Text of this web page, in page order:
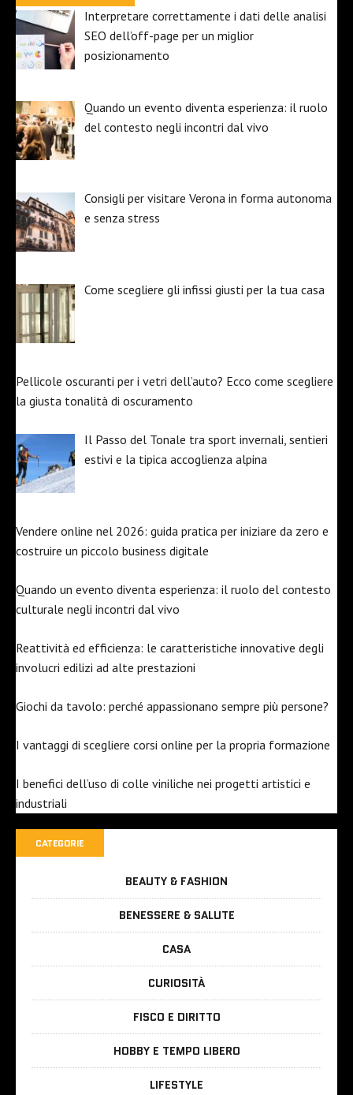
Interpretare correttamente i dati delle analisi
SEO dell’off-page per un miglior
posizionamento
Quando un evento diventa esperienza: il ruolo
del contesto negli incontri dal vivo
Consigli per visitare Verona in forma autonoma
e senza stress
Come scegliere gli infissi giusti per la tua casa
Pellicole oscuranti per i vetri dell’auto? Ecco come scegliere
la giusta tonalità di oscuramento
Il Passo del Tonale tra sport invernali, sentieri
estivi e la tipica accoglienza alpina
Vendere online nel 2026: guida pratica per iniziare da zero e
costruire un piccolo business digitale
Quando un evento diventa esperienza: il ruolo del contesto
culturale negli incontri dal vivo
Reattività ed efficienza: le caratteristiche innovative degli
involucri edilizi ad alte prestazioni
Giochi da tavolo: perché appassionano sempre più persone?
I vantaggi di scegliere corsi online per la propria formazione
I benefici dell’uso di colle viniliche nei progetti artistici e
industriali
CATEGORIE
BEAUTY & FASHION
BENESSERE & SALUTE
CASA
CURIOSITÀ
FISCO E DIRITTO
HOBBY E TEMPO LIBERO
LIFESTYLE